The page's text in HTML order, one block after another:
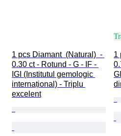
1 pcs Diamant  (Natural)  -
0.30 ct - Rotund - G - IF -
IGI (Institutul gemologic
internațional) - Triplu
excelent
1